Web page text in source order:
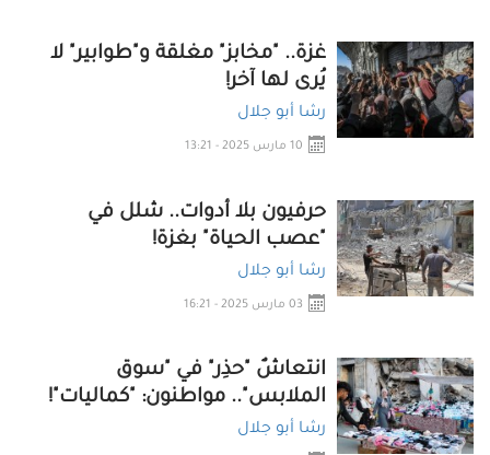
غزة.. "مخابز" مغلقة و"طوابير" لا
يُرى لها آخر!
رشا أبو جلال
10 مارس 2025 - 13:21
حرفيون بلا أدوات.. شلل في
"عصب الحياة" بغزة!
رشا أبو جلال
03 مارس 2025 - 16:21
انتعاشٌ "حذِر" في "سوق
الملابس".. مواطنون: "كماليات"!
رشا أبو جلال